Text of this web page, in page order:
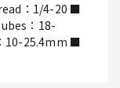
：1/4-20 ■
：18-
10-25.4mm ■